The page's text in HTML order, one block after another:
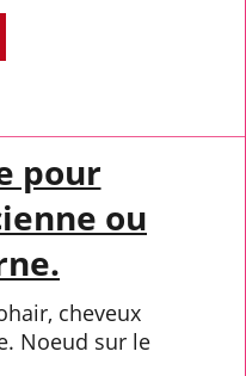
pour
ou
cheveux
Noeud sur le